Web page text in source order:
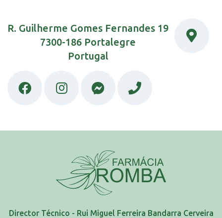
R. Guilherme Gomes Fernandes 19
7300-186 Portalegre
Portugal
Director Técnico - Rui Miguel Ferreira Bandarra Cerveira